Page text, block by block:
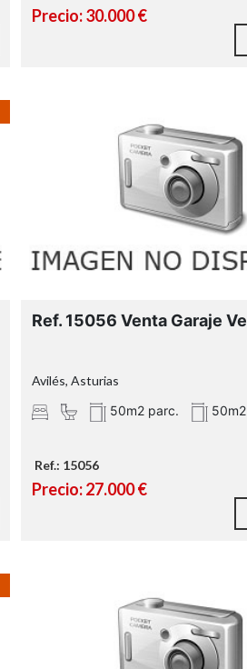
Precio: 30.000 €
Zona
Zona
Ref. 15056 Venta Garaje
Avilés, Asturias
50m2 parc.
Ref.: 15056
Precio: 27.000 €
Zona
Zona